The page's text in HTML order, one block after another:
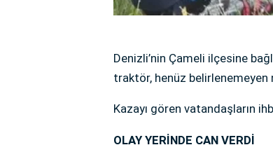
Denizli’nin Çameli ilçesine
traktör, henüz belirlenemeyen
Kazayı gören vatandaşların
OLAY YERİNDE CAN VERDİ